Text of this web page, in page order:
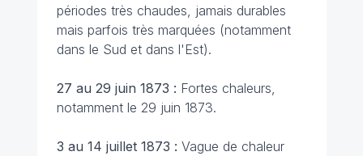
périodes très chaudes, jamais durables
mais parfois très marquées (notamment
dans le Sud et dans l'Est).
27 au 29 juin 1873 : Fortes chaleurs,
notamment le 29 juin 1873.
3 au 14 juillet 1873 : Vague de chaleur